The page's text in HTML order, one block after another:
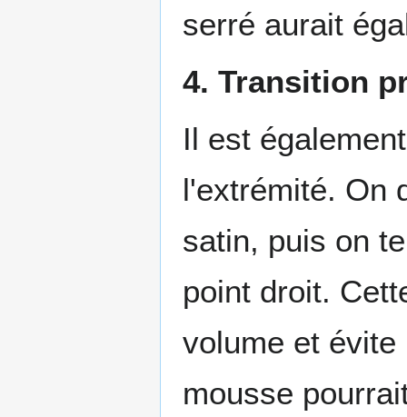
serré aurait
4. Transition
Il est
l'extrémité. On
satin, puis on
point droit.
volume et évite
mousse